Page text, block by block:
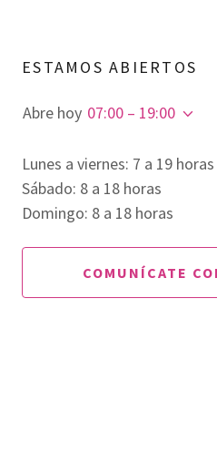
ESTAMOS ABIERTOS
Abre hoy 07:00 – 19:00
Lunes a viernes: 7 a 19 horas
Sábado: 8 a 18 horas
Domingo: 8 a 18 horas
COMUNÍCATE